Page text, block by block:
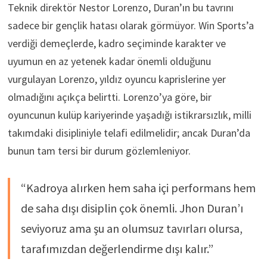
Teknik direktör Nestor Lorenzo, Duran’ın bu tavrını
sadece bir gençlik hatası olarak görmüyor. Win Sports’a
verdiği demeçlerde, kadro seçiminde karakter ve
uyumun en az yetenek kadar önemli olduğunu
vurgulayan Lorenzo, yıldız oyuncu kaprislerine yer
olmadığını açıkça belirtti. Lorenzo’ya göre, bir
oyuncunun kulüp kariyerinde yaşadığı istikrarsızlık, milli
takımdaki disipliniyle telafi edilmelidir; ancak Duran’da
bunun tam tersi bir durum gözlemleniyor.
“Kadroya alırken hem saha içi performans hem
de saha dışı disiplin çok önemli. Jhon Duran’ı
seviyoruz ama şu an olumsuz tavırları olursa,
tarafımızdan değerlendirme dışı kalır.”